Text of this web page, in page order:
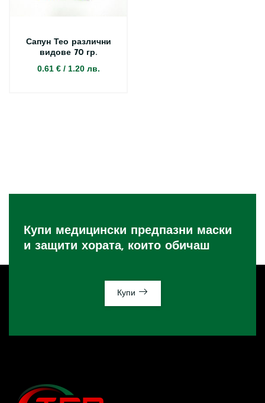
Сапун Тео различни
видове 70 гр.
0.61 €/ 1.20 лв.
Купи медицински предпазни маски
и защити хората, които обичаш
Купи